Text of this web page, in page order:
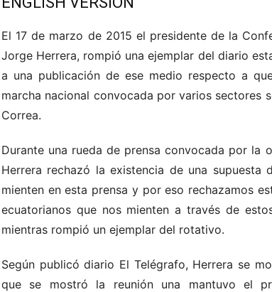
El 17 de marzo de 2015 el presidente de la
Jorge Herrera, rompió una ejemplar del diario
a una publicación de ese medio respecto a
marcha nacional convocada por varios sectores
Correa.
Durante una rueda de prensa convocada por la
Herrera rechazó la existencia de una
mienten en esta prensa y por eso rechazamos
ecuatorianos que nos mienten a través de
mientras rompió un ejemplar del rotativo.
Según publicó diario El Telégrafo, Herrera se
que se mostró la reunión una mantuvo el